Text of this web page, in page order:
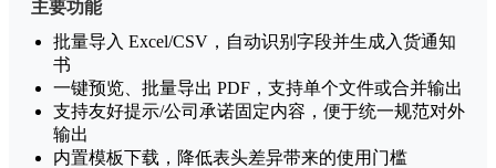
主要功能
批量导入 Excel/CSV，自动识别字段并生成入货通知
书
一键预览、批量导出 PDF，支持单个文件或合并输出
支持友好提示/公司承诺固定内容，便于统一规范对外
输出
内置模板下载，降低表头差异带来的使用门槛